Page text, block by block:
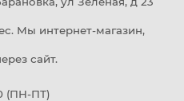
Мы интернет-магазин,
сайт.
(ПН-ПТ)